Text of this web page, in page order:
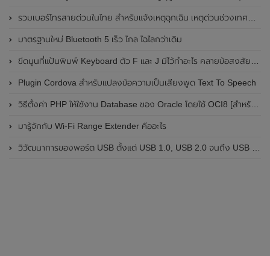
รวมเบอร์โทรสายด่วนในไทย สำหรับแจ้งเหตุฉุกเฉิน เหตุด่วนช่วงเทศกาล เบอร์ธนาคาร และผู้ให้บริการต่างๆ
มาตรฐานใหม่ Bluetooth 5 เร็ว ไกล ไฉไลกว่าเดิม
ขีดนูนที่แป้นพิมพ์ Keyboard ตัว F และ J มีไว้ทำอะไร คลายข้อสงสัย ขีดที่ปุ่มบนคีย์บอร์ดคืออะไร
Plugin Cordova สำหรับแปลงข้อความเป็นเสียงพูด Text To Speech
วิธีตั้งค่า PHP ให้ใช้งาน Database ของ Oracle โดยใช้ OCI8 [สำหรับ Mac OSX]
มารู้จักกับ Wi-Fi Range Extender คืออะไร
วิวัฒนาการของพอร์ต USB ตั้งแต่ USB 1.0, USB 2.0 จนถึง USB 4 ในปัจจุบัน